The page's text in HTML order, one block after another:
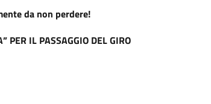
da non perdere!
PER IL PASSAGGIO DEL GIRO